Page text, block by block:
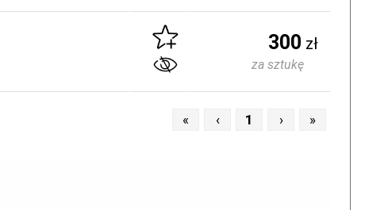
300 zł
za sztukę
« ‹ 1 › »